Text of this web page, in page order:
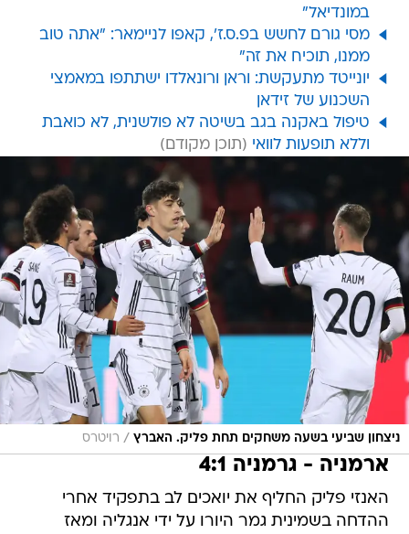
במונדיאל"
מסי גורם לחשש בפ.ס.ז', קאפו לניימאר: "אתה טוב
ממנו, תוכיח את זה"
יונייטד מתעקשת: וראן ורונאלדו ישתתפו במאמצי
השכנוע של זידאן
טיפול באקנה בגב בשיטה לא פולשנית, לא כואבת
וללא תופעות לוואי
ניצחון שביעי בשעה משחקים תחת פליק. האברץ / רויטרס
ארמניה - גרמניה 4:1
האנזי פליק החליף את יואכים לב בתפקיד אחרי
ההדחה בשמינית גמר היורו על ידי אנגליה ומאז